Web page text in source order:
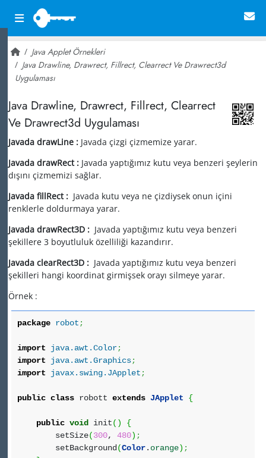
Java Applet Örnekleri
Java Drawline, Drawrect, Fillrect, Clearrect Ve Drawrect3d
Uygulaması
Java Drawline, Drawrect, Fillrect, Clearrect
Ve Drawrect3d Uygulaması
Javada drawLine : Javada çizgi çizmemize yarar.
Javada drawRect : Javada yaptığımız kutu veya benzeri şeylerin
dışını çizmemizi sağlar.
Javada fillRect : Javada kutu veya ne çizdiysek onun içini
renklerle doldurmaya yarar.
Javada drawRect3D : Javada yaptığımız kutu veya benzeri
şekillere 3 boyutluluk özelliliği kazandırır.
Javada clearRect3D : Javada yaptığımız kutu veya benzeri
şekilleri hangi koordinat girmişsek orayı silmeye yarar.
Örnek :
package robot ;
import java.awt.Color;
import
java.awt.Graphics;
import
javax.swing.JApplet ;
public class robott extends JApplet {
public void init( )
{
setSize(300, 480) ;
setBackground (Color. orange) ;